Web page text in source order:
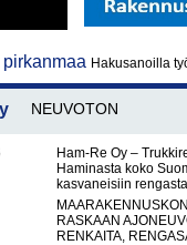
Hakusanoilla
NEUVOTON
Ham-Re Oy –
Haminasta koko
kasvaneisiin
RASKAAN
RENKAITA,